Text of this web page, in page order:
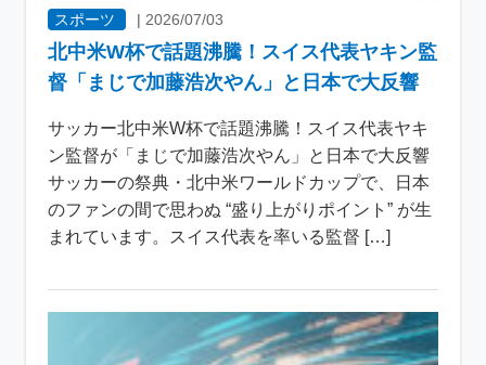
スポーツ | 2026/07/03
北中米W杯で話題沸騰！スイス代表ヤキン監
督「まじで加藤浩次やん」と日本で大反響
サッカー北中米W杯で話題沸騰！スイス代表ヤキ
ン監督が「まじで加藤浩次やん」と日本で大反響
サッカーの祭典・北中米ワールドカップで、日本
のファンの間で思わぬ “盛り上がりポイント” が生
まれています。スイス代表を率いる監督 […]